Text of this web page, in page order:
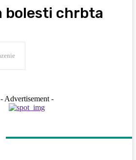
bolesti chrbta
- Advertisement -